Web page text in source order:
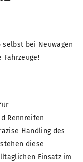
selbst bei Neuwagen
Rennreifen
Handling des
diese
Einsatz im